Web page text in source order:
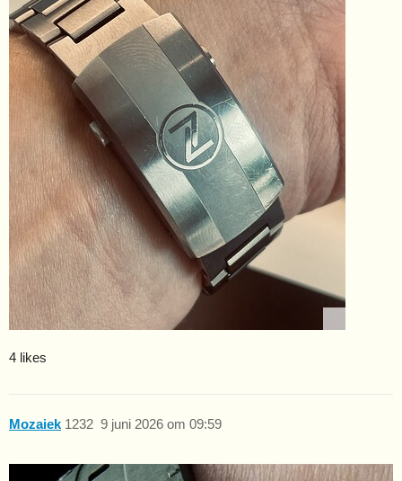
4 likes
Mozaiek 9 juni 2026 om 09:59
1232